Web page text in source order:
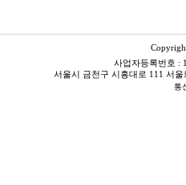
사업자등록번호 :
서울시 금천구 시흥대로 111 서
통